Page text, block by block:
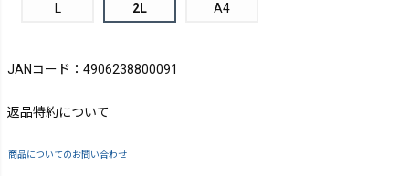
L 2L A4
JANコード：4906238800091
返品特約について
商品についてのお問い合わせ